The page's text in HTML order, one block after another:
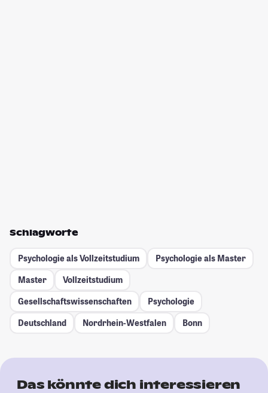
Schlagworte
Psychologie als Vollzeitstudium
Psychologie als Master
Master
Vollzeitstudium
Gesellschafts­wissenschaften
Psychologie
Deutschland
Nordrhein-Westfalen Bonn
Das könnte dich interessieren